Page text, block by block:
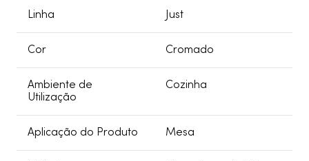
Linha Just
Cor Cromado
Ambiente de
Utilização
Cozinha
Aplicação do Produto Mesa